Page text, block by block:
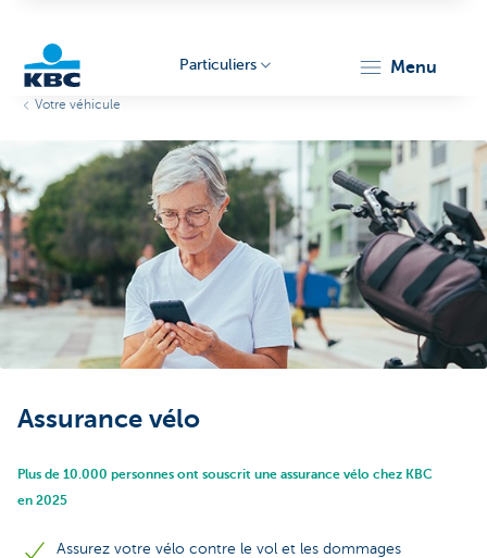
Particuliers menu
Votre véhicule
Assurance vélo
Plus de 10.000 personnes ont souscrit une assurance vélo chez KBC
en 2025
Assurez votre vélo contre le vol et les dommages